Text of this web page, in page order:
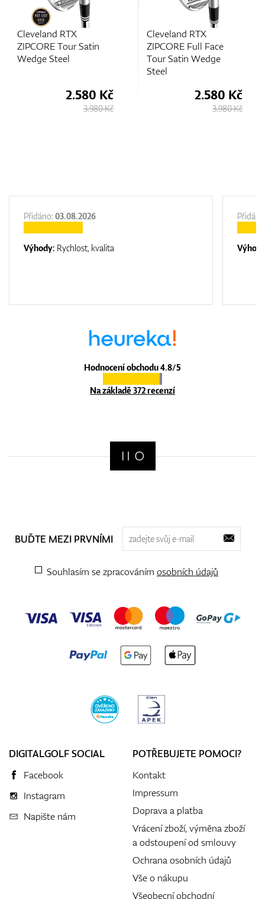
Cleveland RTX
ZIPCORE Full Face
Tour Satin Wedge
2.580 Kč
3.980 Kč
Cleveland RTX
ZIPCORE Black Satin
Wedge Steel
2.580 Kč
3.980 Kč
Hodnocení obchodu 4.8/5
Na základě 372 recenzí
Přidáno: 03.08.2026
Výhody: Rychlost, kvalita
BUĎTE MEZI PRVNÍMI
Souhlasím se zpracováním osobních údajů
DIGITALGOLF SOCIAL
Facebook
Instagram
Napište nám
POTŘEBUJETE POMOCI?
Kontakt
Impressum
Doprava a platba
Vrácení zboží, výměna zboží
a odstoupení od smlouvy
Ochrana osobních údajů
Vše o nákupu
Všeobecní obchodní